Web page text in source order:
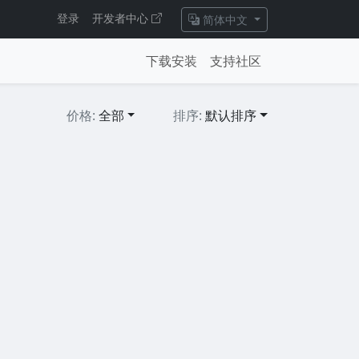
登录 开发者中心 简体中文
下载安装 支持社区
价格: 全部 排序:默认排序